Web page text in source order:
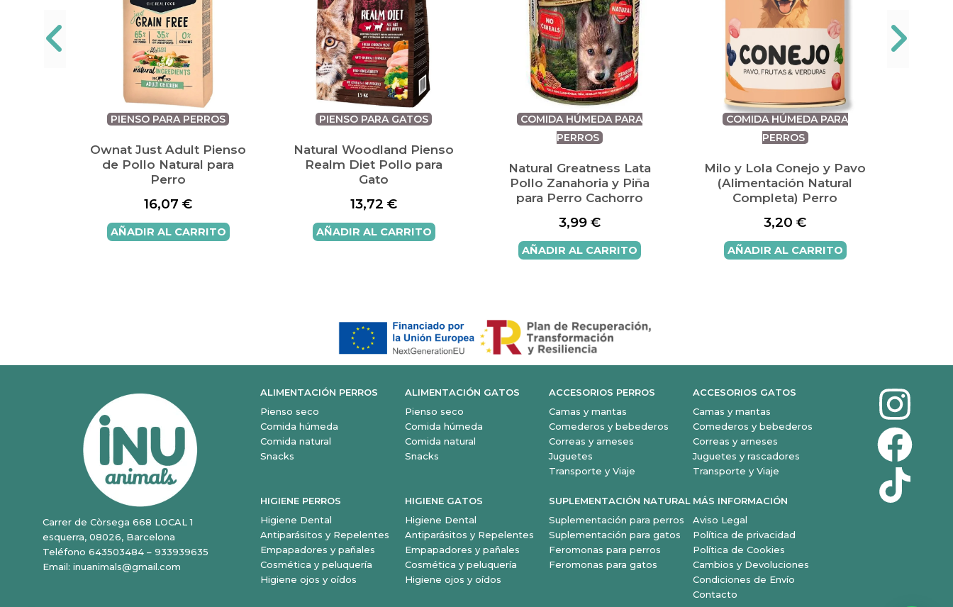
PIENSO PARA PERROS
Ownat Just Adult Pienso
de Pollo Natural para
Perro
16,07 €
AÑADIR AL CARRITO
PIENSO PARA GATOS
Natural Woodland Pienso
Realm Diet Pollo para
Gato
13,72 €
AÑADIR AL CARRITO
COMIDA HÚMEDA PARA
PERROS
Natural Greatness Lata
Pollo Zanahoria y Piña
para Perro Cachorro
3,99 €
AÑADIR AL CARRITO
COMIDA HÚMEDA PARA
PERROS
Milo y Lola Conejo y Pavo
(Alimentación Natural
Completa) Perro
3,20 €
AÑADIR AL CARRITO
Carrer de Còrsega 668 LOCAL 1
esquerra, 08026, Barcelona
Teléfono 643503484 – 933939635
Email: inuanimals@gmail.com
ALIMENTACIÓN PERROS
Pienso seco
Comida húmeda
Comida natural
Snacks
ALIMENTACIÓN GATOS
Pienso seco
Comida húmeda
Comida natural
Snacks
ACCESORIOS PERROS
Camas y mantas
Comederos y bebederos
Correas y arneses
Juguetes
Transporte y Viaje
ACCESORIOS GATOS
Camas y mantas
Comederos y bebederos
Correas y arneses
Juguetes y rascadores
Transporte y Viaje
HIGIENE PERROS
Higiene Dental
Antiparásitos y Repelentes
Empapadores y pañales
Cosmética y peluquería
Higiene ojos y oídos
HIGIENE GATOS
Higiene Dental
Antiparásitos y Repelentes
Empapadores y pañales
Cosmética y peluquería
Higiene ojos y oídos
SUPLEMENTACIÓN NATURAL
Suplementación para perros
Suplementación para gatos
Feromonas para perros
Feromonas para gatos
MÁS INFORMACIÓN
Aviso Legal
Política de privacidad
Política de Cookies
Cambios y Devoluciones
Condiciones de Envío
Contacto
I
n
s
t
F
a
c
e
T
i
k
t